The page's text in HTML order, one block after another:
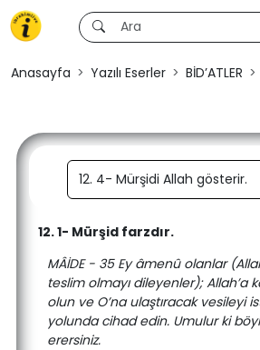
Anasayfa Yazılı Eserler BİD’ATLER
12. 4- Mürşidi Allah gösterir.
12. 1- Mürşid farzdır.
MÂİDE - 35 Ey âmenû olanlar
teslim olmayı dileyenler); Allah’a
olun ve O’na ulaştıracak vesileyi
yolunda cihad edin. Umulur ki
erersiniz.